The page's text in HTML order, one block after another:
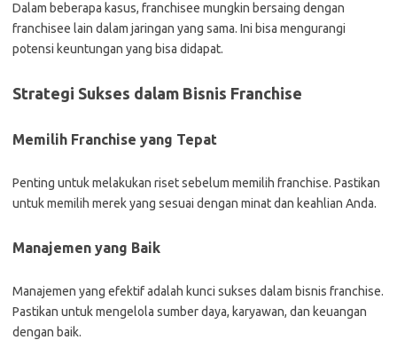
Dalam beberapa kasus, franchisee mungkin bersaing dengan
franchisee lain dalam jaringan yang sama. Ini bisa mengurangi
potensi keuntungan yang bisa didapat.
Strategi Sukses dalam Bisnis Franchise
Memilih Franchise yang Tepat
Penting untuk melakukan riset sebelum memilih franchise. Pastikan
untuk memilih merek yang sesuai dengan minat dan keahlian Anda.
Manajemen yang Baik
Manajemen yang efektif adalah kunci sukses dalam bisnis franchise.
Pastikan untuk mengelola sumber daya, karyawan, dan keuangan
dengan baik.